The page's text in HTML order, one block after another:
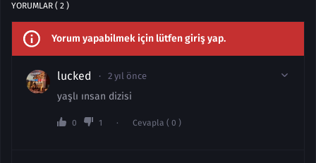
YORUMLAR ( 2 )
Yorum yapabilmek için lütfen giriş yap.
lucked 2 yıl önce
yaşlı ınsan dizisi
0 1 Cevapla ( 0 )